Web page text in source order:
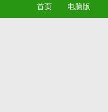
首页 电脑版